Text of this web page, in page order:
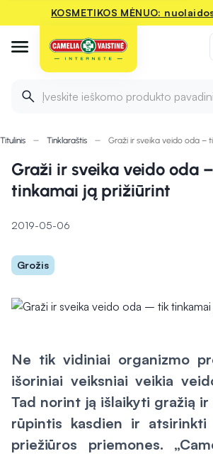
KOSMETIKOS MĖNUO:
Įveskite ieškomo produkto
Titulinis Tinklaraštis Graži ir sveika veido oda –
Graži ir sveika veido oda
tinkamai ją prižiūrint
2019-05-06
Grožis
Ne tik vidiniai organizmo
išoriniai veiksniai veikia
Tad norint ją išlaikyti gražią ir
rūpintis kasdien ir atsirinkti
priežiūros priemones.